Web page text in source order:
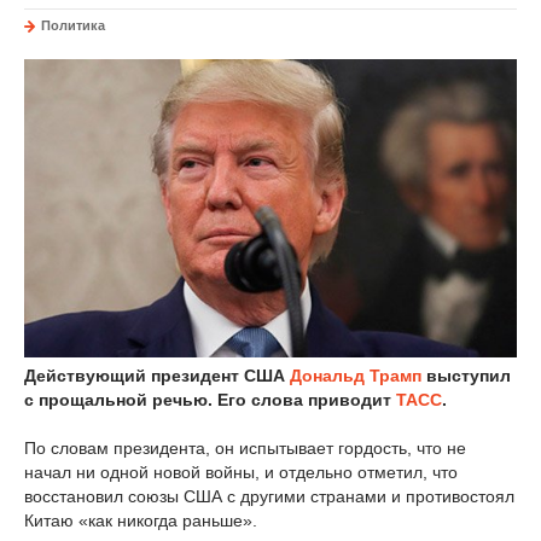
Политика
Действующий президент США Дональд Трамп выступил
с прощальной речью. Его слова приводит ТАСС.
По словам президента, он испытывает гордость, что не
начал ни одной новой войны, и отдельно отметил, что
восстановил союзы США с другими странами и противостоял
Китаю «как никогда раньше».